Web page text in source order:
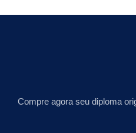
Compre agora seu diploma